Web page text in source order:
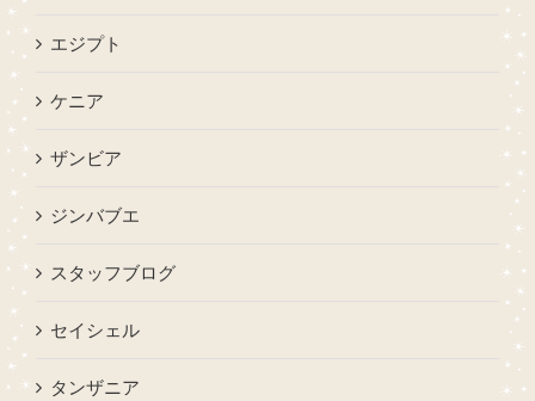
エジプト
ケニア
ザンビア
ジンバブエ
スタッフブログ
セイシェル
タンザニア